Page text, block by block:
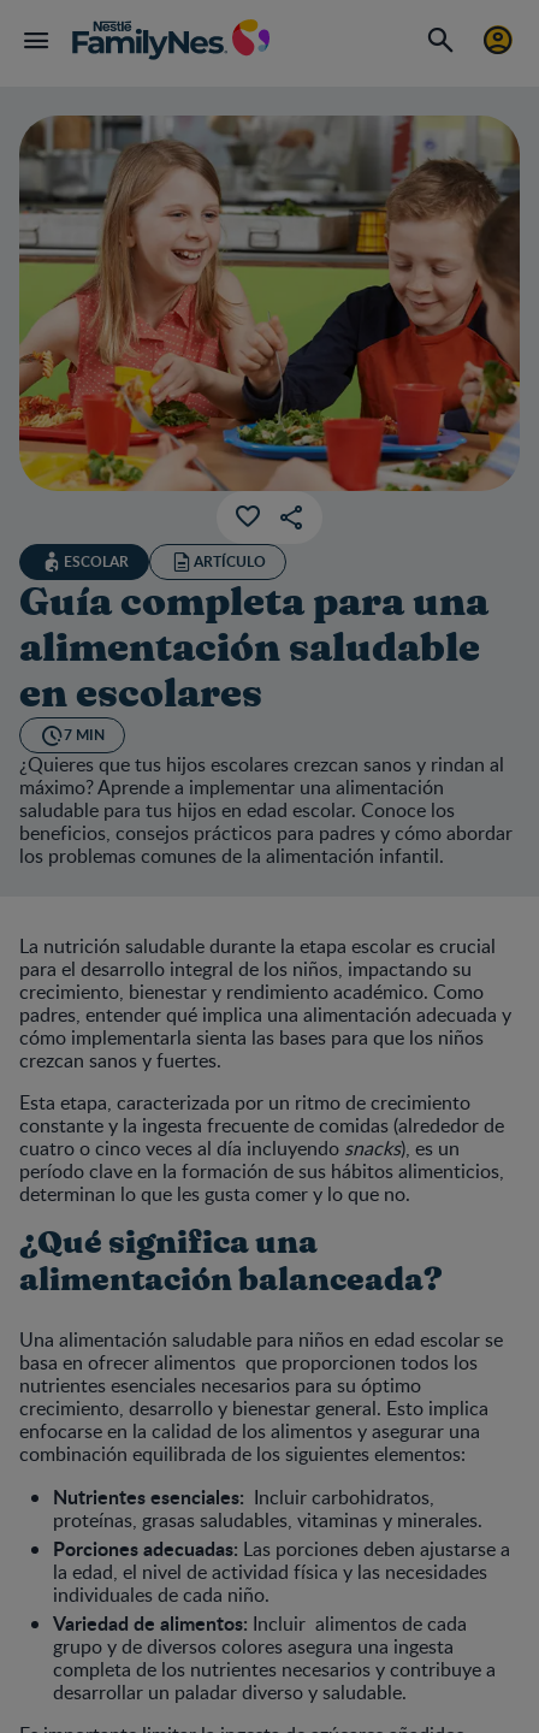
ESCOLAR ARTÍCULO
Guía completa para una
alimentación saludable
en escolares
7 MIN
¿Quieres que tus hijos escolares crezcan sanos y rindan al
máximo? Aprende a implementar una alimentación
saludable para tus hijos en edad escolar. Conoce los
beneficios, consejos prácticos para padres y cómo abordar
los problemas comunes de la alimentación infantil.
La nutrición saludable durante la etapa escolar es crucial
para el desarrollo integral de los niños, impactando su
crecimiento, bienestar y rendimiento académico. Como
padres, entender qué implica una alimentación adecuada y
cómo implementarla sienta las bases para que los niños
crezcan sanos y fuertes.
Esta etapa, caracterizada por un ritmo de crecimiento
constante y la ingesta frecuente de comidas (alrededor de
cuatro o cinco veces al día incluyendo snacks), es un
período clave en la formación de sus hábitos alimenticios,
determinan lo que les gusta comer y lo que no.
¿Qué significa una
alimentación balanceada?
Una alimentación saludable para niños en edad escolar se
basa en ofrecer alimentos que proporcionen todos los
nutrientes esenciales necesarios para su óptimo
crecimiento, desarrollo y bienestar general. Esto implica
enfocarse en la calidad de los alimentos y asegurar una
combinación equilibrada de los siguientes elementos:
Nutrientes esenciales: Incluir carbohidratos,
proteínas, grasas saludables, vitaminas y minerales.
Porciones adecuadas: Las porciones deben ajustarse a
la edad, el nivel de actividad física y las necesidades
individuales de cada niño.
Variedad de alimentos: Incluir alimentos de cada
grupo y de diversos colores asegura una ingesta
completa de los nutrientes necesarios y contribuye a
desarrollar un paladar diverso y saludable.